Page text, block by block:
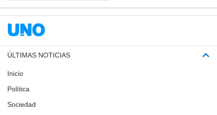
ÚLTIMAS NOTICIAS
Inicio
Política
Sociedad